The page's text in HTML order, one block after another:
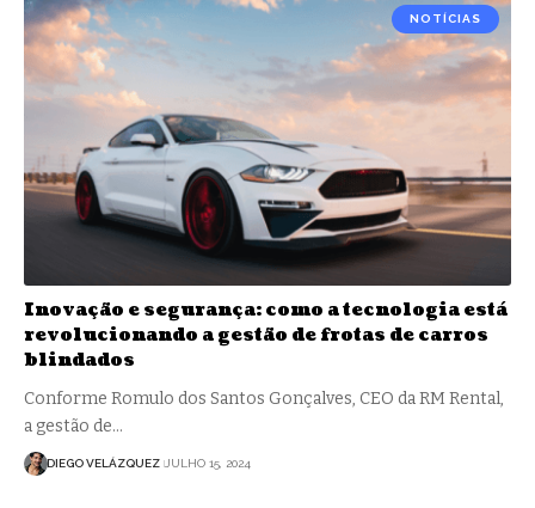
NOTÍCIAS
Inovação e segurança: como a tecnologia está
revolucionando a gestão de frotas de carros
blindados
Conforme Romulo dos Santos Gonçalves, CEO da RM Rental,
a gestão de…
DIEGO VELÁZQUEZ JULHO 15, 2024